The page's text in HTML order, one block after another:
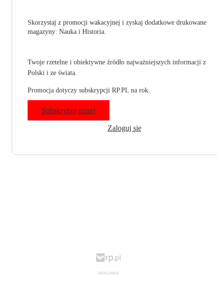
Skorzystaj z promocji wakacyjnej i zyskaj dodatkowe drukowane
magazyny: Nauka i Historia.
Twoje rzetelne i obiektywne źródło najważniejszych informacji z
Polski i ze świata.
Promocja dotyczy subskrypcji RP.PL na rok.
Subskrybuj teraz!
Zaloguj się